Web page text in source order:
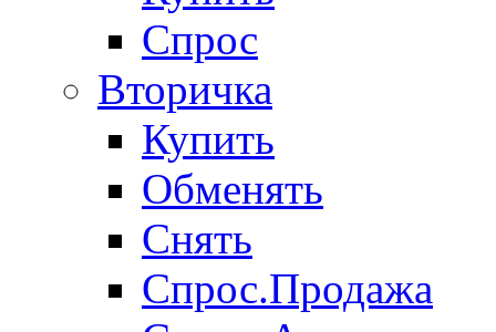
Спрос
Вторичка
Купить
Обменять
Снять
Спрос.Продажа